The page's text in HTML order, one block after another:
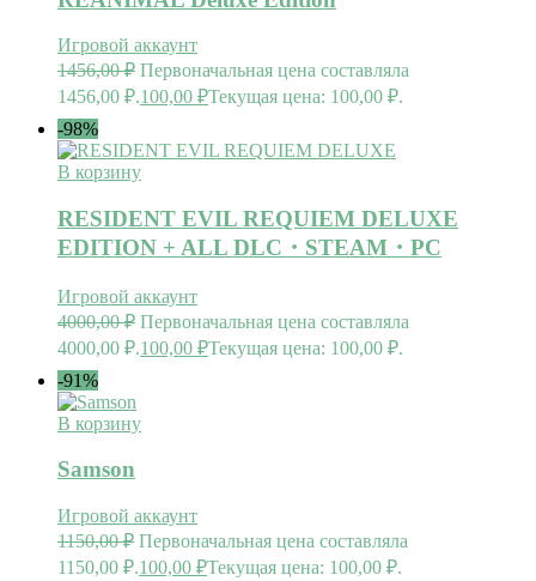
Игровой аккаунт
1456,00₽ Первоначальная цена составляла
1456,00 ₽.100,00 ₽Текущая цена: 100,00 ₽.
-98%
В корзину
RESIDENT EVIL REQUIEM DELUXE
EDITION + ALL DLC・STEAM・PC
Игровой аккаунт
4000,00₽ Первоначальная цена составляла
4000,00 ₽.100,00 ₽Текущая цена: 100,00 ₽.
-91%
В корзину
Samson
Игровой аккаунт
1150,00₽ Первоначальная цена составляла
1150,00 ₽.100,00 ₽Текущая цена: 100,00 ₽.